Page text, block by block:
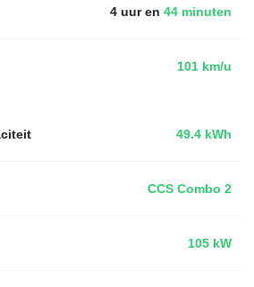
4 uur en 44 minuten
101 km/u
49.4 kWh
CCS Combo 2
105 kW